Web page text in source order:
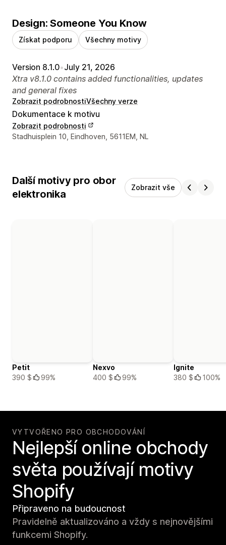
Design: Someone You Know
Získat podporu Všechny motivy
Version 8.1.0•July 21, 2026
Xtra v8.1.0 contains added functionalities, updates
and general fixes
Zobrazit podrobnostiVšechny verze
Dokumentace k motivu
Zobrazit podrobnosti
Kontaktní údaje designéra
Stadhuisplein 10, Eindhoven, 5611EM, NL
Další motivy pro obor
elektronika
Zobrazit vše
Petit
390 $
99%
Nexvo
400 $
99%
Ignite
380 $
100%
VYTVOŘENO PRO OBCHODOVÁNÍ
Nejlepší online obchody
světa používají motivy
Shopify
Připraveno na budoucnost
Pravidelně aktualizováno a vždy s nejnovějšími
funkcemi Shopify.